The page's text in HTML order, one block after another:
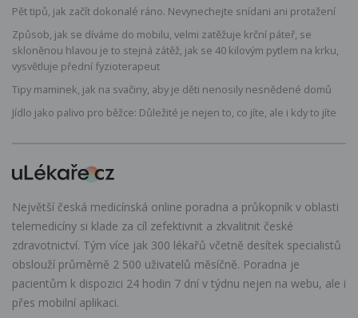
Pět tipů, jak začít dokonalé ráno. Nevynechejte snídani ani protažení
Způsob, jak se díváme do mobilu, velmi zatěžuje krční páteř, se
skloněnou hlavou je to stejná zátěž, jak se 40 kilovým pytlem na krku,
vysvětluje přední fyzioterapeut
Tipy maminek, jak na svačiny, aby je děti nenosily nesnědené domů
Jídlo jako palivo pro běžce: Důležité je nejen to, co jíte, ale i kdy to jíte
Největší česká medicínská online poradna a průkopník v oblasti
telemedicíny si klade za cíl zefektivnit a zkvalitnit české
zdravotnictví. Tým více jak 300 lékařů včetně desítek specialistů
obslouží průměrně 2 500 uživatelů měsíčně. Poradna je
pacientům k dispozici 24 hodin 7 dní v týdnu nejen na webu, ale i
přes mobilní aplikaci.